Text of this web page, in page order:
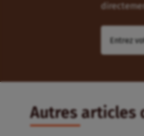
Autres articles